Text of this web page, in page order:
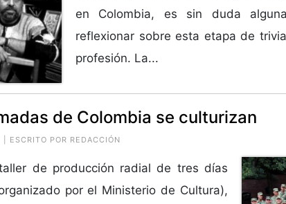
en Colombia, es sin duda
reflexionar sobre esta etapa de
profesión. La...
de Colombia se culturizan
ESCRITO POR REDACCIÓN
de producción radial de tres días
por el Ministerio de Cultura),